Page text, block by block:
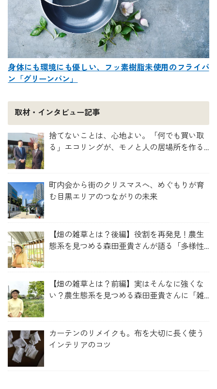
身体にも環境にも優しい、フッ素樹脂未使用のフライパ
ン「グリーンパン」
取材・インタビュー記事
捨てないことは、心地よい。「何でも買い取
る」エコリングが、モノと人の居場所を作る
町内会から街のクリスマスへ、めぐもりが育
む目黒エリアのつながりの未来
【畑の雑草とは？後編】役割を再発見！農生
態系を見つめる森田亜貴さんが語る「多様性
【畑の雑草とは？前編】実はそんなに強くな
い？農生態系を見つめる森田亜貴さんに「雑
カーテンのリメイクも。布を大切に長く使う
インテリアのコツ